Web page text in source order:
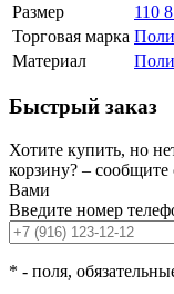
Размер
110
Торговая марка
Материал
Быстрый заказ
Хотите купить, но
корзину? –
Вами
Введите номер
* - поля,